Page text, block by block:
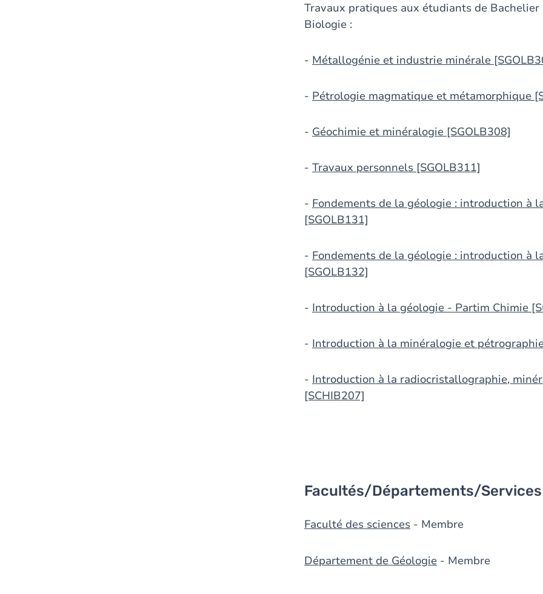
Travaux pratiques aux étudiants de Bachelier
Biologie :
- Métallogénie et industrie minérale
- Pétrologie magmatique et métamorphique
- Géochimie et minéralogie [SGOLB308]
- Travaux personnels [SGOLB311]
- Fondements de la géologie : introduction à
[SGOLB131]
- Fondements de la géologie : introduction à
[SGOLB132]
- Introduction à la géologie - Partim Chimie
- Introduction à la minéralogie et
- Introduction à la radiocristallographie,
[SCHIB207]
Facultés/Départements/Services
Faculté des sciences - Membre
Département de Géologie - Membre